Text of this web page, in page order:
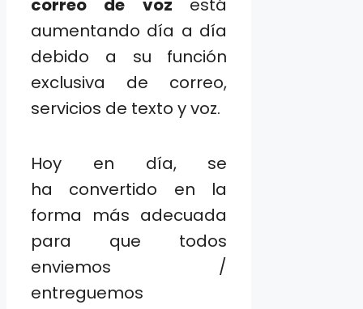
correo de voz está
aumentando día a día
debido a su función
exclusiva de correo,
servicios de texto y voz.
Hoy en día, se
ha convertido en la
forma más adecuada
para que todos
enviemos /
entreguemos